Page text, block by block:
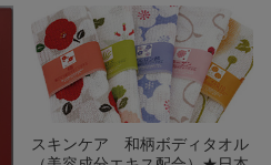
スキンケア 和柄ボディタオル